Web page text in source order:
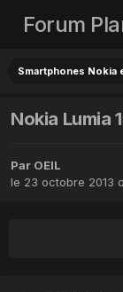
Forum
Smartphones Nokia
Nokia Lumia
Par OEIL
le 23 octobre 2013